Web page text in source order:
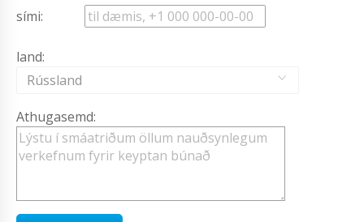
sími:
land:
Rússland
Athugasemd: